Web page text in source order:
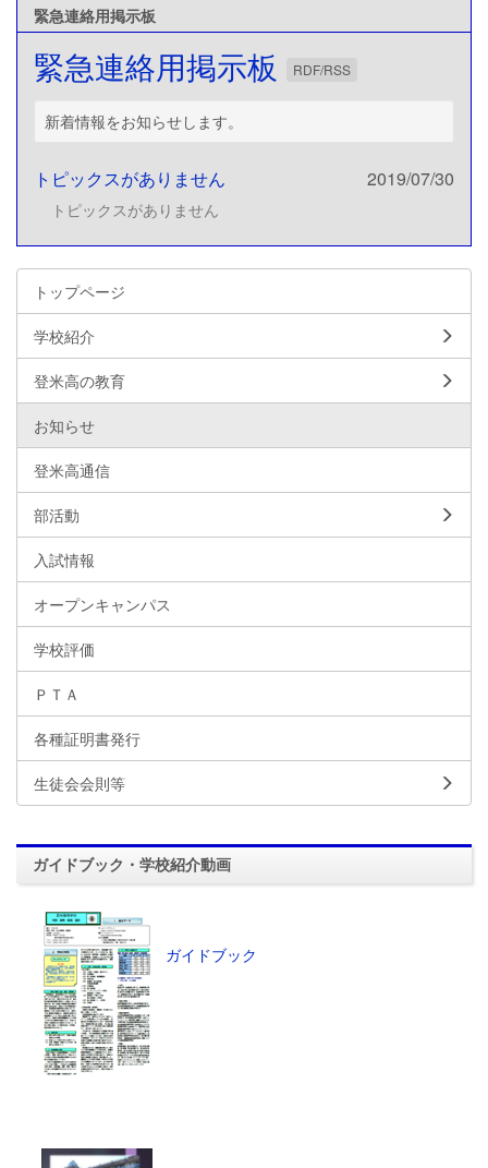
緊急連絡用掲示板
緊急連絡用掲示板 RDF/RSS
新着情報をお知らせします。
トピックスがありません 2019/07/30
トピックスがありません
トップページ
学校紹介
登米高の教育
お知らせ
登米高通信
部活動
入試情報
オープンキャンパス
学校評価
ＰＴＡ
各種証明書発行
生徒会会則等
ガイドブック・学校紹介動画
ガイドブック